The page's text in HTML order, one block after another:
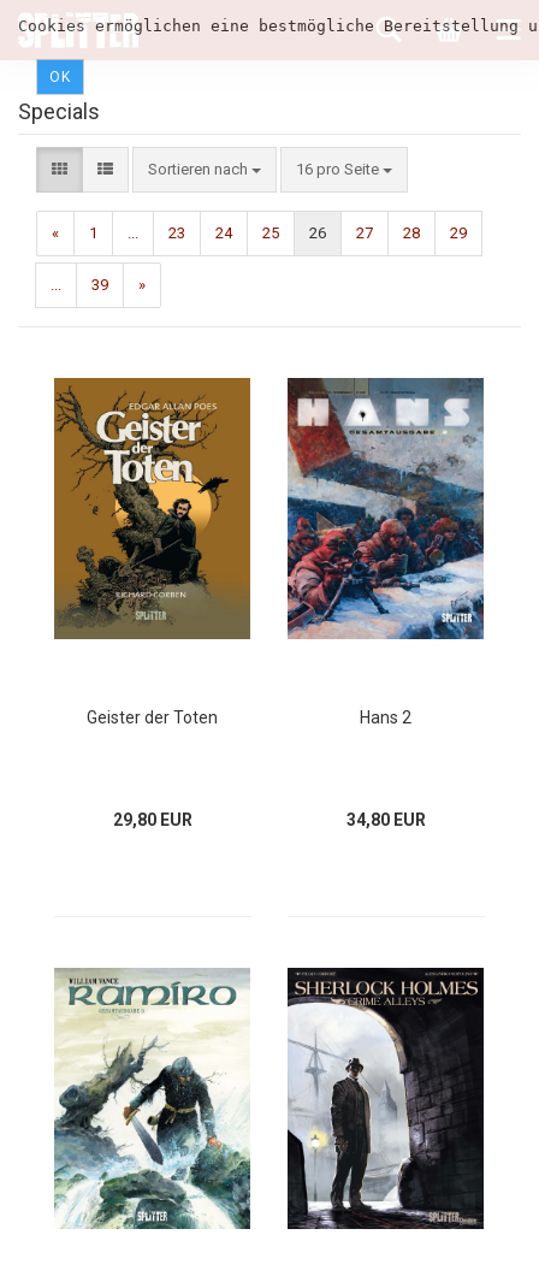
Cookies ermöglichen eine bestmögliche
OK
Specials
Sortieren nach 16 pro Seite
« 1 ... 23 24 25 26 27 28 29
... 39 »
Geister der Toten
29,80 EUR
Hans 2
34,80 EUR